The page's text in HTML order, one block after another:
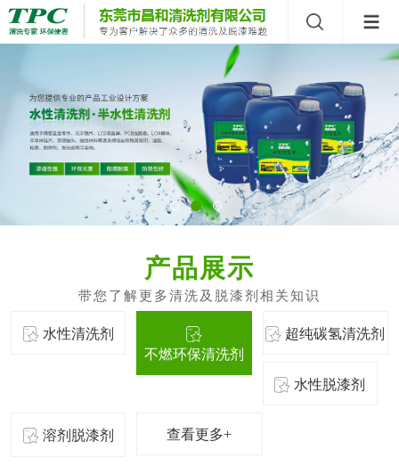
产品展示
水性清洗剂
不燃环保清洗剂
超纯碳氢清洗剂
水性脱漆剂
溶剂脱漆剂 查看更多+